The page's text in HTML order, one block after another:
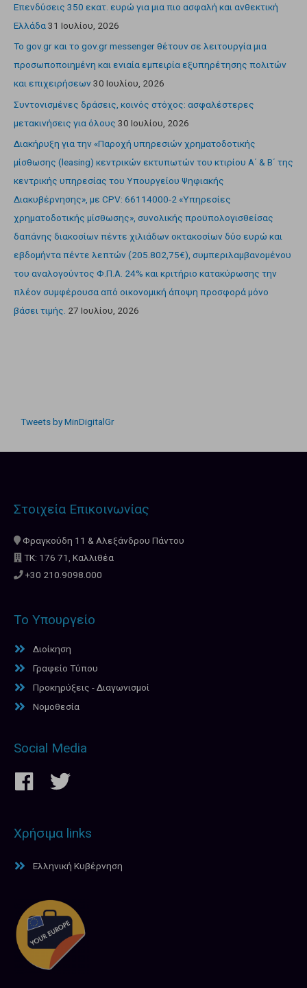
Επενδύσεις 350 εκατ. ευρώ για μια πιο ασφαλή και ανθεκτική
Ελλάδα 31 Ιουλίου, 2026
Το gov.gr και το gov.gr messenger θέτουν σε λειτουργία μια
προσωποποιημένη και ενιαία εμπειρία εξυπηρέτησης πολιτών
και επιχειρήσεων30 Ιουλίου, 2026
Συντονισμένες δράσεις, κοινός στόχος: ασφαλέστερες
μετακινήσεις για όλους 30 Ιουλίου, 2026
Διακήρυξη για την «Παροχή υπηρεσιών χρηματοδοτικής
μίσθωσης (leasing) κεντρικών εκτυπωτών του κτιρίου Α΄ & Β΄ της
κεντρικής υπηρεσίας του Υπουργείου Ψηφιακής
Διακυβέρνησης», με CPV: 66114000-2 «Υπηρεσίες
χρηματοδοτικής μίσθωσης», συνολικής προϋπολογισθείσας
δαπάνης διακοσίων πέντε χιλιάδων οκτακοσίων δύο ευρώ και
εβδομήντα πέντε λεπτών (205.802,75€), συμπεριλαμβανομένου
του αναλογούντος Φ.Π.Α. 24% και κριτήριο κατακύρωσης την
πλέον συμφέρουσα από οικονομική άποψη προσφορά μόνο
βάσει τιμής. 27 Ιουλίου, 2026
Tweets by MinDigitalGr
Στοιχεία Επικοινωνίας
Φραγκούδη 11 & Αλεξάνδρου Πάντου
ΤΚ: 176 71, Καλλιθέα
+30 210.9098.000
Το Υπουργείο
Διοίκηση
Γραφείο Τύπου
Προκηρύξεις - Διαγωνισμοί
Νομοθεσία
Social Media
Χρήσιμα links
Ελληνική Κυβέρνηση